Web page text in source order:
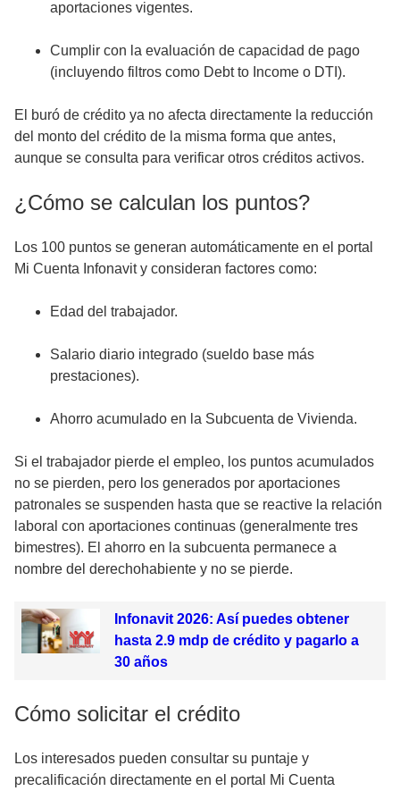
aportaciones vigentes.
Cumplir con la evaluación de capacidad de pago
(incluyendo filtros como Debt to Income o DTI).
El buró de crédito ya no afecta directamente la reducción
del monto del crédito de la misma forma que antes,
aunque se consulta para verificar otros créditos activos.
¿Cómo se calculan los puntos?
Los 100 puntos se generan automáticamente en el portal
Mi Cuenta Infonavit y consideran factores como:
Edad del trabajador.
Salario diario integrado (sueldo base más
prestaciones).
Ahorro acumulado en la Subcuenta de Vivienda.
Si el trabajador pierde el empleo, los puntos acumulados
no se pierden, pero los generados por aportaciones
patronales se suspenden hasta que se reactive la relación
laboral con aportaciones continuas (generalmente tres
bimestres). El ahorro en la subcuenta permanece a
nombre del derechohabiente y no se pierde.
Infonavit 2026: Así puedes obtener
hasta 2.9 mdp de crédito y pagarlo a
30 años
Cómo solicitar el crédito
Los interesados pueden consultar su puntaje y
precalificación directamente en el portal Mi Cuenta